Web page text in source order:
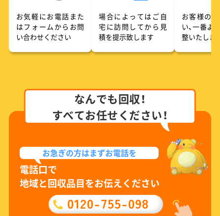
お気軽にお電話また
はフォームからお問
い合わせください
場合によってはご自
宅に訪問してから見
積を提示致します
お客様の
い、一番よ
整いたしま
なんでも回収！
すべてお任せください！
お急ぎの方はまずお電話を
電話口で
地域と回収品目をお伝えください
0120-755-098